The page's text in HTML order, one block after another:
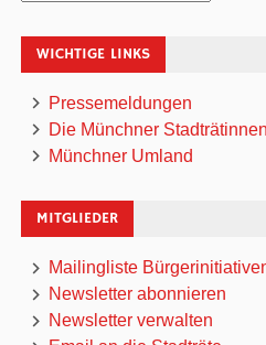
WICHTIGE LINKS
Pressemeldungen
Die Münchner
Münchner Umland
MITGLIEDER
Mailingliste
Newsletter abonnieren
Newsletter verwalten